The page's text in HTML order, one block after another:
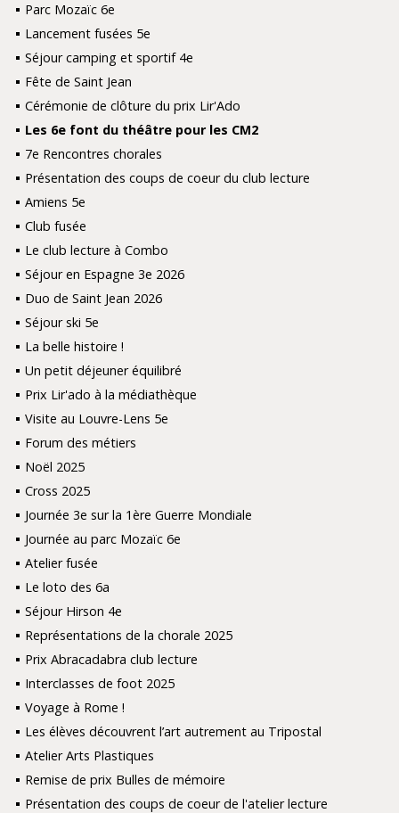
Parc Mozaïc 6e
Lancement fusées 5e
Séjour camping et sportif 4e
Fête de Saint Jean
Cérémonie de clôture du prix Lir'Ado
Les 6e font du théâtre pour les CM2
7e Rencontres chorales
Présentation des coups de coeur du club lecture
Amiens 5e
Club fusée
Le club lecture à Combo
Séjour en Espagne 3e 2026
Duo de Saint Jean 2026
Séjour ski 5e
La belle histoire !
Un petit déjeuner équilibré
Prix Lir'ado à la médiathèque
Visite au Louvre-Lens 5e
Forum des métiers
Noël 2025
Cross 2025
Journée 3e sur la 1ère Guerre Mondiale
Journée au parc Mozaïc 6e
Atelier fusée
Le loto des 6a
Séjour Hirson 4e
Représentations de la chorale 2025
Prix Abracadabra club lecture
Interclasses de foot 2025
Voyage à Rome !
Les élèves découvrent l’art autrement au Tripostal
Atelier Arts Plastiques
Remise de prix Bulles de mémoire
Présentation des coups de coeur de l'atelier lecture